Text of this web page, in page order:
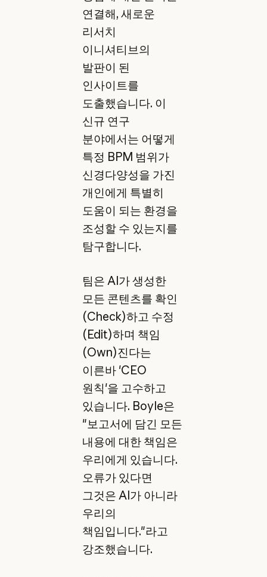
연결해, 새로운
리서치
이니셔티브의
발판이 된
인사이트를
도출했습니다. 이
신규 연구
분야에서는 어떻게
특정 BPM 범위가
신경다양성을 가진
개인에게 특별히
도움이 되는 환경을
조성할 수 있는지를
탐구합니다.
팀은 AI가 생성한
모든 콘텐츠를 확인
(Check)하고 수정
(Edit)하며 책임
(Own)진다는
이른바 'CEO
원칙'을 고수하고
있습니다. Boyle은
"보고서에 담긴 모든
내용에 대한 책임은
우리에게 있습니다.
오류가 있다면
그것은 AI가 아니라
우리의
책임입니다."라고
강조했습니다.